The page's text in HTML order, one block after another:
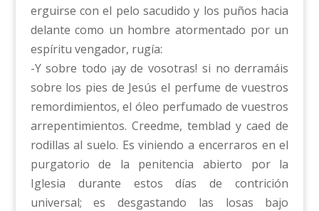
erguirse con el pelo sacudido y los puños hacia
delante como un hombre atormentado por un
espíritu vengador, rugía:
-Y sobre todo ¡ay de vosotras! si no derramáis
sobre los pies de Jesús el perfume de vuestros
remordimientos, el óleo perfumado de vuestros
arrepentimientos. Creedme, temblad y caed de
rodillas al suelo. Es viniendo a encerraros en el
purgatorio de la penitencia abierto por la
Iglesia durante estos días de contrición
universal; es desgastando las losas bajo